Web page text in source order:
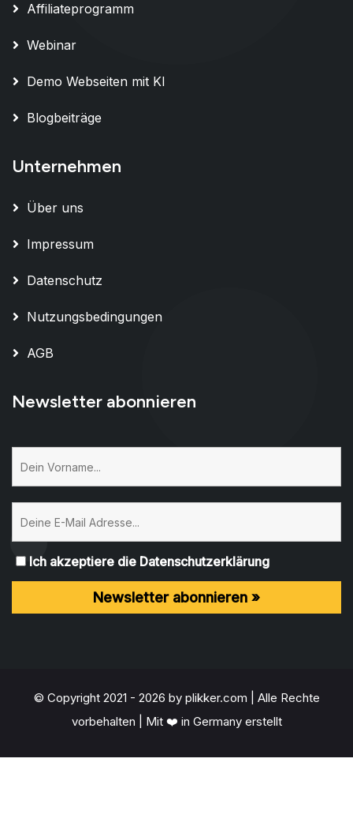
Affiliateprogramm
Webinar
Demo Webseiten mit KI
Blogbeiträge
Unternehmen
Über uns
Impressum
Datenschutz
Nutzungsbedingungen
AGB
Newsletter abonnieren
Ich akzeptiere die Datenschutzerklärung
© Copyright 2021 - 2026 by plikker.com | Alle Rechte
vorbehalten | Mit ❤️ in Germany erstellt